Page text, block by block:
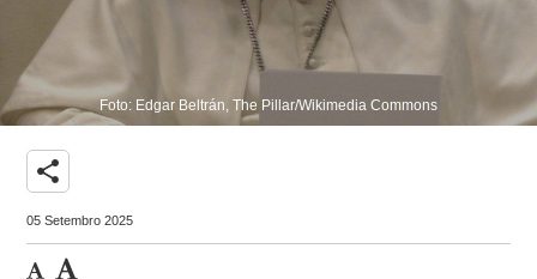
Foto: Edgar Beltrán, The Pillar/Wikimedia Commons
share
05 Setembro 2025